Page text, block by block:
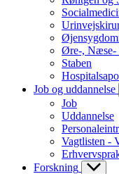
Øre-, Næse-
Staben
Job og uddannelse
Job
Uddannelse
Vagtlisten -
Forskning